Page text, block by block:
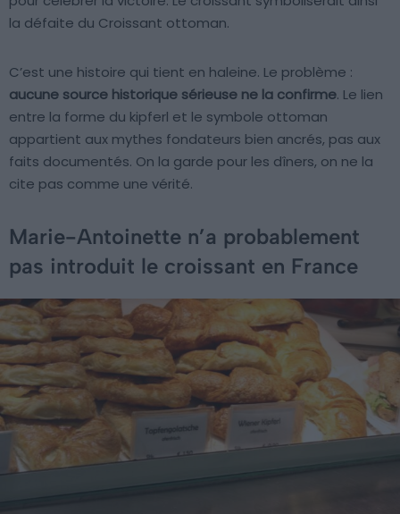
la défaite du Croissant ottoman.
C’est une histoire qui tient en haleine. Le problème :
aucune source historique sérieuse ne la confirme. Le lien
entre la forme du kipferl et le symbole ottoman
appartient aux mythes fondateurs bien ancrés, pas aux
faits documentés. On la garde pour les dîners, on ne la
cite pas comme une vérité.
Marie-Antoinette n’a probablement
pas introduit le croissant en France